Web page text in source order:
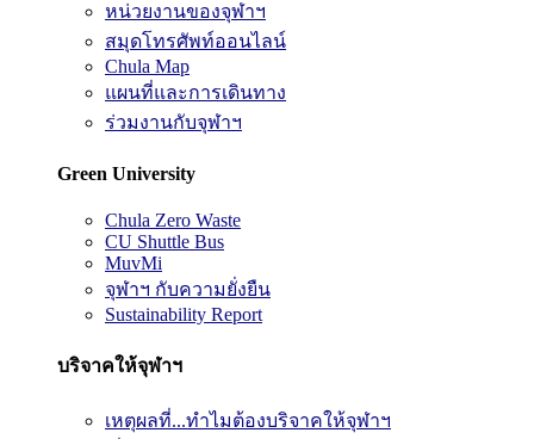
หน่วยงานของจุฬาฯ
สมุดโทรศัพท์ออนไลน์
Chula Map
แผนที่และการเดินทาง
ร่วมงานกับจุฬาฯ
Green University
Chula Zero Waste
CU Shuttle Bus
MuvMi
จุฬาฯ กับความยั่งยืน
Sustainability Report
บริจาคให้จุฬาฯ
เหตุผลที่...ทำไมต้องบริจาคให้จุฬาฯ